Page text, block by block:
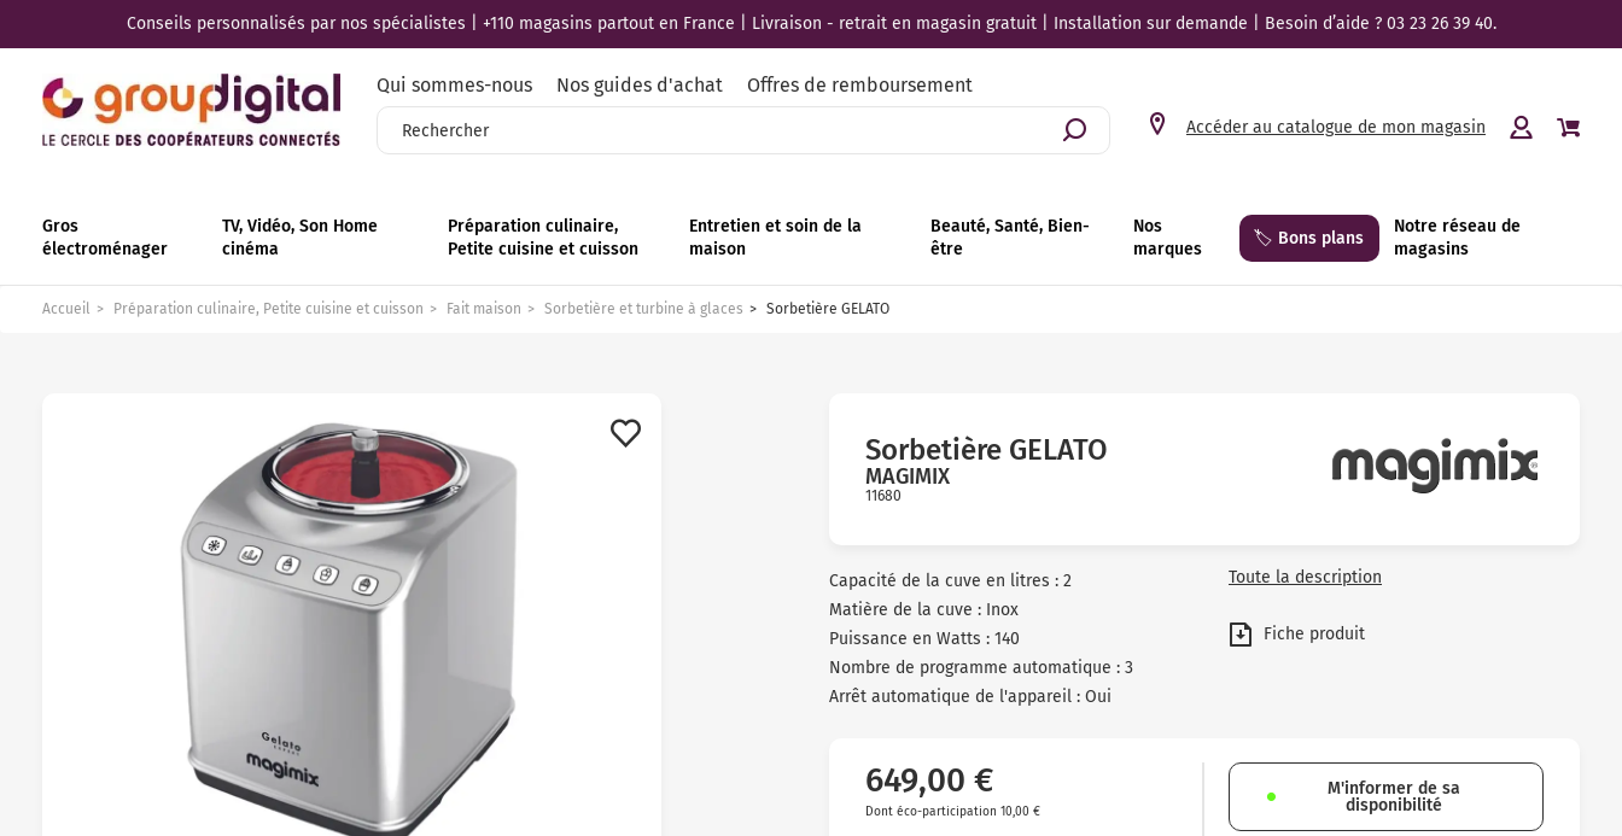
Conseils personnalisés par nos spécialistes | +110 magasins partout en France | Livraison - retrait en magasin gratuit | Installation sur demande | Besoin d’aide ? 03 23 26 39 40.
Qui sommes-nous Nos guides d'achat Offres de remboursement
Accéder au catalogue de mon magasin
Gros
électroménager
TV, Vidéo, Son Home
cinéma
Préparation culinaire,
Petite cuisine et cuisson
Entretien et soin de la
maison
Beauté, Santé, Bien-
être
Nos
marques
🏷️ Bons plans
Notre réseau de
magasins
Accueil Préparation culinaire, Petite cuisine et cuisson Fait maison Sorbetière et turbine à glaces Sorbetière GELATO
Sorbetière GELATO
MAGIMIX
11680
Capacité de la cuve en litres : 2
Matière de la cuve : Inox
Puissance en Watts : 140
Nombre de programme automatique : 3
Arrêt automatique de l'appareil : Oui
Toute la description
Fiche produit
649,00 €
Dont éco-participation 10,00 €
M'informer de sa
disponibilité